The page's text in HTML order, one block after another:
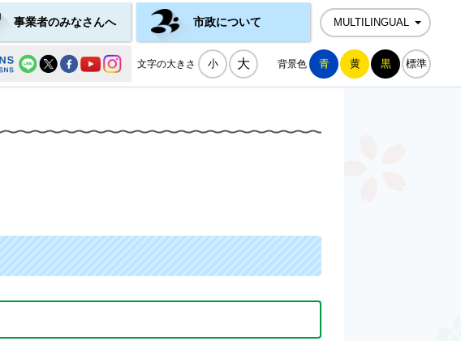
事業者のみなさんへ 市政について MULTILINGUAL
文字の大きさ 小 大 背景色 青 黄 黒 標準